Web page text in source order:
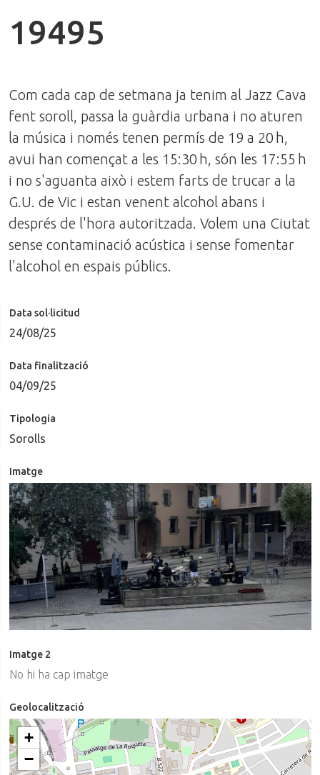
19495
Com cada cap de setmana ja tenim al Jazz Cava
fent soroll, passa la guàrdia urbana i no aturen
la música i només tenen permís de 19 a 20 h,
avui han començat a les 15:30 h, són les 17:55 h
i no s'aguanta això i estem farts de trucar a la
G.U. de Vic i estan venent alcohol abans i
després de l'hora autoritzada. Volem una Ciutat
sense contaminació acústica i sense fomentar
l'alcohol en espais públics.
Data sol·licitud
24/08/25
Data finalització
04/09/25
Tipologia
Sorolls
Imatge
Imatge 2
No hi ha cap imatge
Geolocalització
+
−